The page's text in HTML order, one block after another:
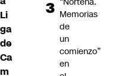
Li
ga
de
Ca
m
Memorias
de
un
comienzo”
en